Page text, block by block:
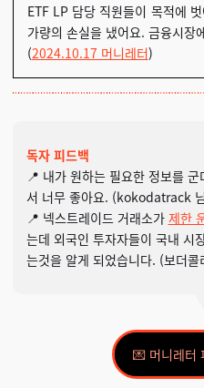
ETF LP 담당 직원들이 목적에
가량의 손실을 냈어요. 금융시장
(2024.10.17 머니레터)
독자 피드백
📍 내가 원하는 필요한 정보를
서 너무 좋아요. (kokodatrack
📍 넥스트레이드 거래소가 제한
는데 외국인 투자자들이 국내 시
는것을 알게 되었습니다. (보더콜
💌 머니레터